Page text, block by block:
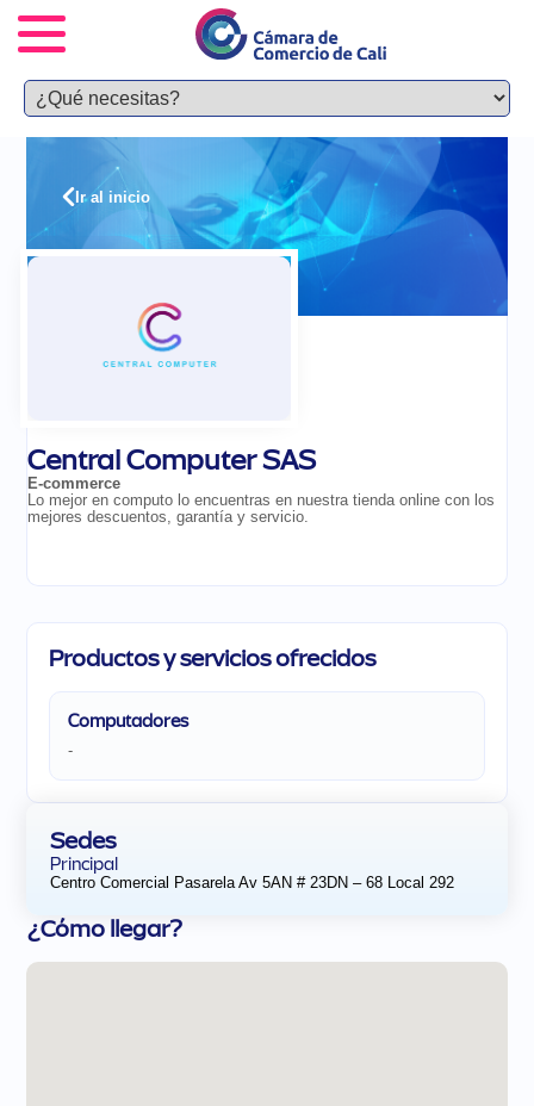
Ir al inicio
Central Computer SAS
E-commerce
Lo mejor en computo lo encuentras en nuestra tienda online con los
mejores descuentos, garantía y servicio.
Productos y servicios ofrecidos
Computadores
-
Sedes
Principal
Centro Comercial Pasarela Av 5AN # 23DN – 68 Local 292
¿Cómo llegar?